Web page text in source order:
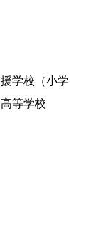
学校（小学
等学校